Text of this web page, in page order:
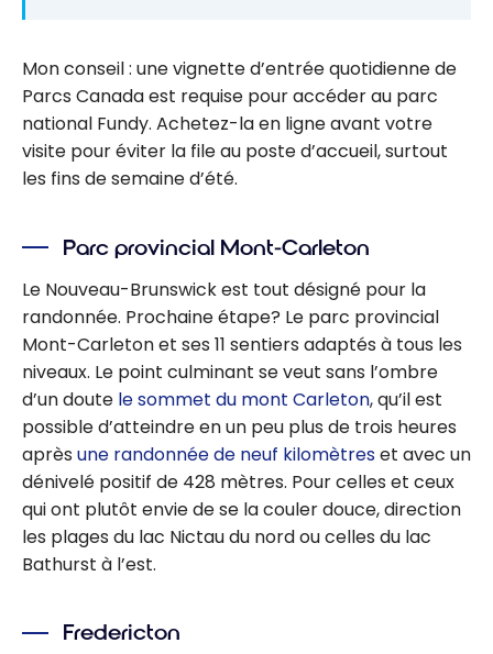
Mon conseil : une vignette d’entrée quotidienne de
Parcs Canada est requise pour accéder au parc
national Fundy. Achetez-la en ligne avant votre
visite pour éviter la file au poste d’accueil, surtout
les fins de semaine d’été.
Parc provincial Mont-Carleton
Le Nouveau-Brunswick est tout désigné pour la
randonnée. Prochaine étape? Le parc provincial
Mont-Carleton et ses 11 sentiers adaptés à tous les
niveaux. Le point culminant se veut sans l’ombre
d’un doute le sommet du mont Carleton, qu’il est
possible d’atteindre en un peu plus de trois heures
après une randonnée de neuf kilomètreset avec un
dénivelé positif de 428 mètres. Pour celles et ceux
qui ont plutôt envie de se la couler douce, direction
les plages du lac Nictau du nord ou celles du lac
Bathurst à l’est.
Fredericton